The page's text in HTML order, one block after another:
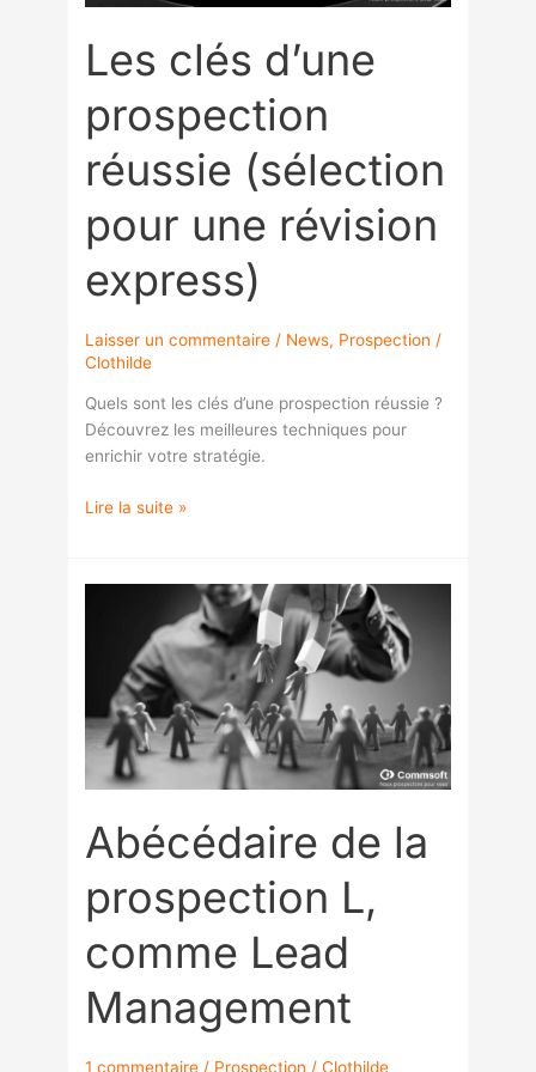
Les clés d’une
prospection
réussie (sélection
pour une révision
express)
Laisser un commentaire / News, Prospection /
Clothilde
Quels sont les clés d’une prospection réussie ?
Découvrez les meilleures techniques pour
enrichir votre stratégie.
Lire la suite »
Abécédaire de la
prospection L,
comme Lead
Management
1 commentaire / Prospection /Clothilde
prospection
comme
Lead
Management